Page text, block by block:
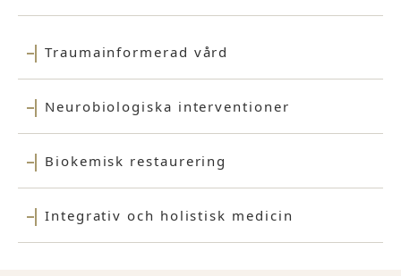
Traumainformerad vård
Neurobiologiska interventioner
Biokemisk restaurering
Integrativ och holistisk medicin